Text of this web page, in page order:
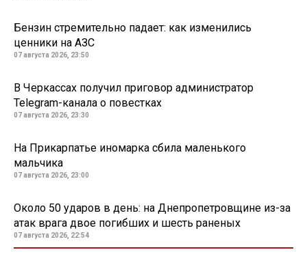
Бензин стремительно падает: как изменились
ценники на АЗС
07 августа 2026, 23:50
В Черкассах получил приговор администратор
Telegram-канала о повестках
07 августа 2026, 23:30
На Прикарпатье иномарка сбила маленького
мальчика
07 августа 2026, 23:00
Около 50 ударов в день: на Днепропетровщине из-за
атак врага двое погибших и шесть раненых
07 августа 2026, 22:54